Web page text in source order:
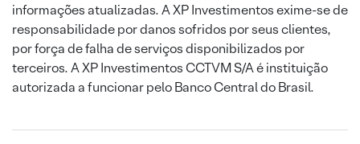
informações atualizadas. A XP Investimentos exime-se de
responsabilidade por danos sofridos por seus clientes,
por força de falha de serviços disponibilizados por
terceiros. A XP Investimentos CCTVM S/A é instituição
autorizada a funcionar pelo Banco Central do Brasil.